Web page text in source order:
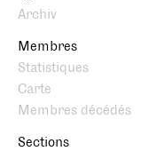
Archiv
Membres
Statistiques
Carte
Membres décédés
Sections